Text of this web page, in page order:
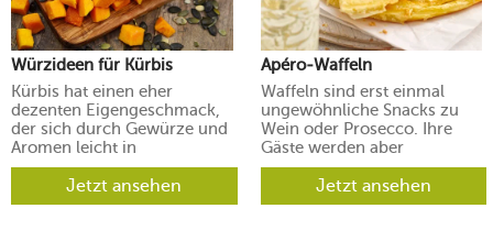
Würzideen für Kürbis
Kürbis hat einen eher
dezenten Eigengeschmack,
der sich durch Gewürze und
Aromen leicht in
verschiedene Richtungen
lenken lässt.Jetzt ansehen
Apéro-Waffeln
Waffeln sind erst einmal
ungewöhnliche Snacks zu
Wein oder Prosecco. Ihre
Gäste werden aber
begeistert sein.
Jetzt ansehen